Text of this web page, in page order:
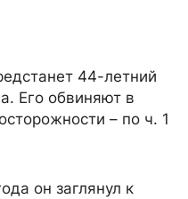
44-летний
Его обвиняют в
– по ч. 1
он заглянул к